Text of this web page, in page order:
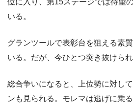
いる。
グランツールで表彰台を狙える素
いる。だが、今ひとつ突き抜けら
総合争いになると、上位勢に対し
ンも見られる。モレマは逃げに乗